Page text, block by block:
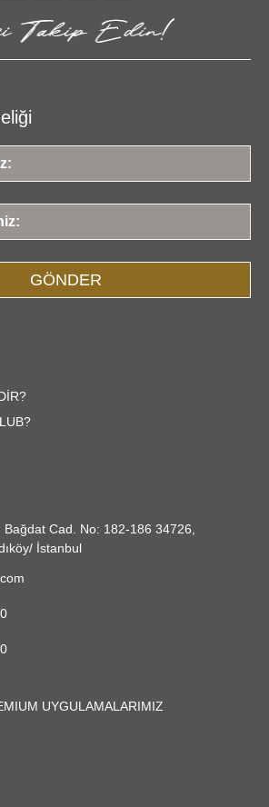
GÖNDER
Cad. No: 182-186 34726,
İstanbul
UYGULAMALARIMIZ